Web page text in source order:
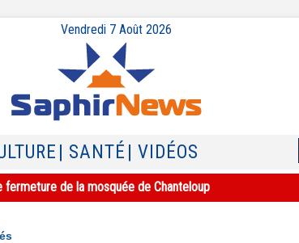
Vendredi 7 Août 2026
| SANTÉ | VIDÉOS
de la mosquée de Chanteloup